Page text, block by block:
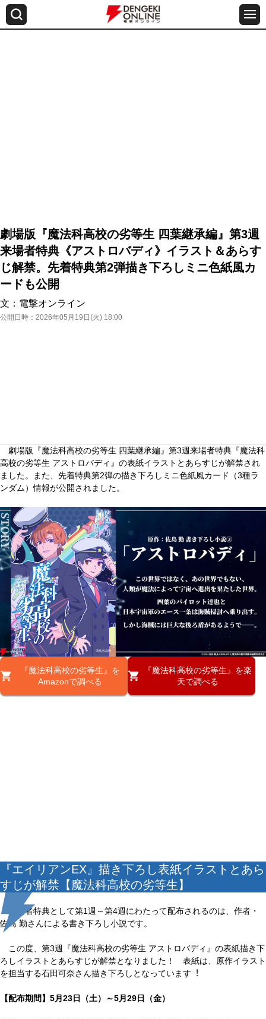
劇場版『魔法科高校の劣等生 四葉継承編』第3週
来場者特典《アストロバディ》イラスト＆あらす
じ解禁。先着特典第2弾描き下ろしミニ⾊紙⾵カ
ードも公開
文： 電撃オンライン
公開日時： 2026年05月19日(火) 18:00
劇場版『魔法科高校の劣等生 四葉継承編』第3週来場者特典『魔法科
高校の劣等生 アストロバディ』の表紙イラストとあらすじが解禁され
ました。また、先着特典第2弾の描き下ろしミニ色紙風カード（3種ラ
ンダム）情報が公開されました。
『魔法科高校の劣等生』を
Amazonで調べる
『魔法科高校の劣等生』を楽
天で調べる
『エイリアンEX』描き下ろし表紙イラストとあら
すじが解禁【魔法科高校の劣等生】
来場者特典として第1週～第4週にわたって配布されるのは、作者・
佐島 勤さんによる書き下ろし小説です。
この度、第3週『魔法科高校の劣等生 アストロバディ』の表紙描き下
ろしイラストとあらすじが解禁となりました！ 表紙は、原作イラスト
を担当する石田可奈さん描き下ろしとなっています︕
【配布期間】5月23日（土）～5月29日（金）